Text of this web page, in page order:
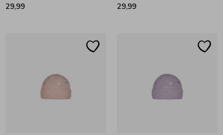
Ondergoed
Kledingaccessoires
29,99 29,99